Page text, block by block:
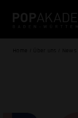
Home / Über uns /